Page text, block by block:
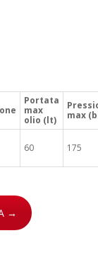
Portata
max
olio (lt)
max
60 175
→